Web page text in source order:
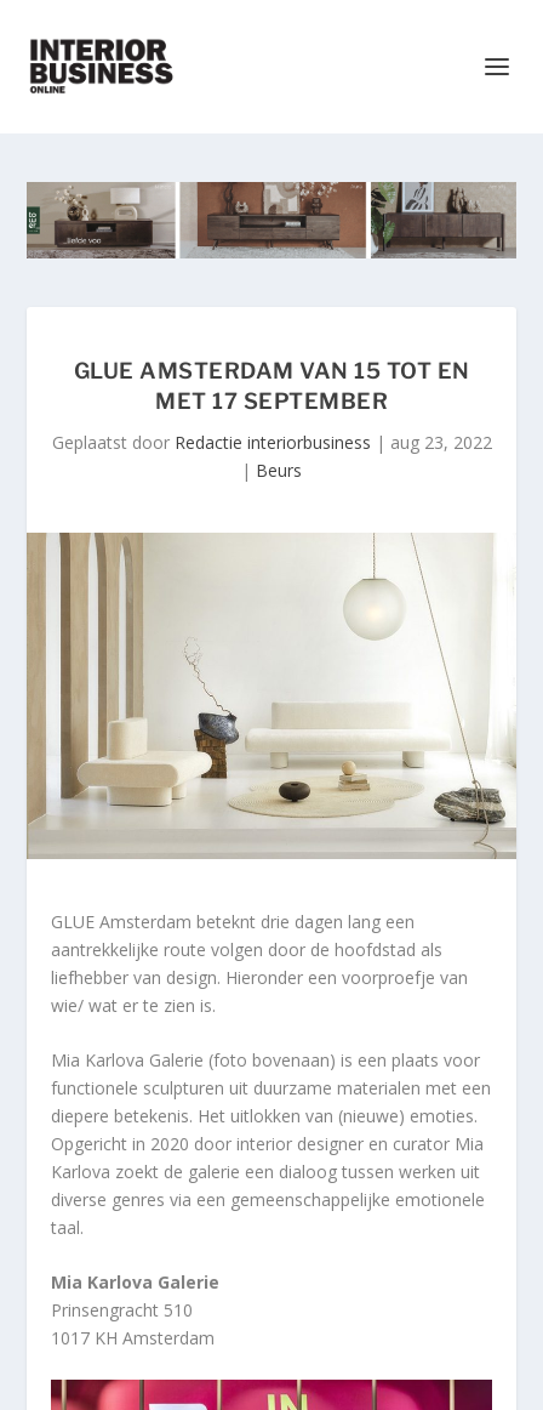
GLUE AMSTERDAM VAN 15 TOT EN
MET 17 SEPTEMBER
Geplaatst door Redactie interiorbusiness | aug 23, 2022
| Beurs
GLUE Amsterdam beteknt drie dagen lang een
aantrekkelijke route volgen door de hoofdstad als
liefhebber van design. Hieronder een voorproefje van
wie/ wat er te zien is.
Mia Karlova Galerie (foto bovenaan) is een plaats voor
functionele sculpturen uit duurzame materialen met een
diepere betekenis. Het uitlokken van (nieuwe) emoties.
Opgericht in 2020 door interior designer en curator Mia
Karlova zoekt de galerie een dialoog tussen werken uit
diverse genres via een gemeenschappelijke emotionele
taal.
Mia Karlova Galerie
Prinsengracht 510
1017 KH Amsterdam